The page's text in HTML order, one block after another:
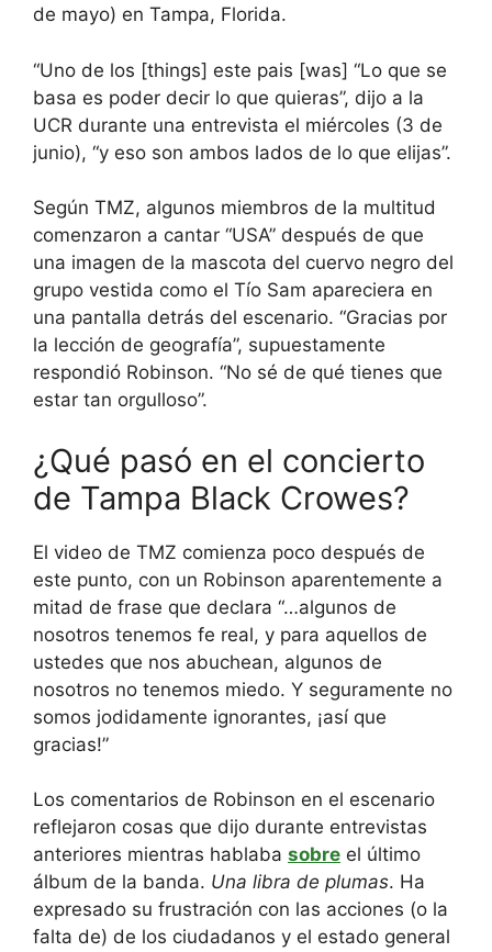
de mayo) en Tampa, Florida.
“Uno de los [things] este pais [was] “Lo que se
basa es poder decir lo que quieras”, dijo a la
UCR durante una entrevista el miércoles (3 de
junio), “y eso son ambos lados de lo que elijas”.
Según TMZ, algunos miembros de la multitud
comenzaron a cantar “USA” después de que
una imagen de la mascota del cuervo negro del
grupo vestida como el Tío Sam apareciera en
una pantalla detrás del escenario. “Gracias por
la lección de geografía”, supuestamente
respondió Robinson. “No sé de qué tienes que
estar tan orgulloso”.
¿Qué pasó en el concierto
de Tampa Black Crowes?
El video de TMZ comienza poco después de
este punto, con un Robinson aparentemente a
mitad de frase que declara “…algunos de
nosotros tenemos fe real, y para aquellos de
ustedes que nos abuchean, algunos de
nosotros no tenemos miedo. Y seguramente no
somos jodidamente ignorantes, ¡así que
gracias!”
Los comentarios de Robinson en el escenario
reflejaron cosas que dijo durante entrevistas
anteriores mientras hablaba sobre el último
álbum de la banda. Una libra de plumas. Ha
expresado su frustración con las acciones (o la
falta de) de los ciudadanos y el estado general